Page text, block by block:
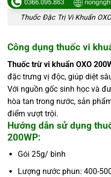
Thuốc Đặc Trị Vi Khuẩn
Công dụng thuốc vi
Thuốc trừ vi khuẩn OXO
đặc trưng vị độc, giúp diệt
Với nguồn gốc sinh học và
hòa tan trong nước, sản
điểm vượt trội.
Hướng dẫn sử dụng
200WP:
Gói 25g/ bình
Lượng nước phun: 400-